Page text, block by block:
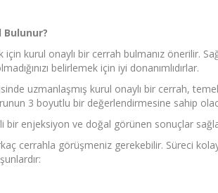
Bulunur?
kurul onaylı bir cerrah bulmanız önerilir.
belirlemek için iyi donanımlıdırlar.
uzmanlaşmış kurul onaylı bir cerrah,
3 boyutlu bir değerlendirmesine sahip
bir enjeksiyon ve doğal görünen sonuçlar
cerrahla görüşmeniz gerekebilir. Süreci